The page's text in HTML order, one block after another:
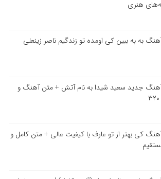
هنری
به به ببین کی اومده تو زندگیم ناصر زینعلی
آهنگ جدید سعید شیدا به نام آتش + متن آهنگ و
آهنگ کی بهتر از تو عارف با کیفیت عالی + متن کامل و